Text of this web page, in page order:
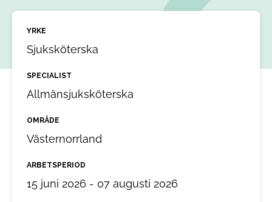
YRKE
Sjuksköterska
SPECIALIST
Allmänsjuksköterska
OMRÅDE
Västernorrland
ARBETSPERIOD
15 juni 2026 - 07 augusti 2026